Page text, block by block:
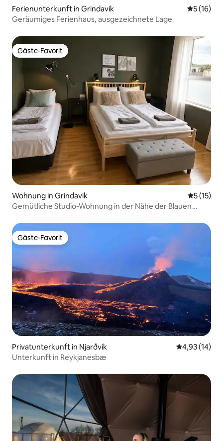
Ferienunterkunft in Grindavik
5 (16)
Geräumiges Ferienhaus, ausgezeichnete Lage
Gäste-Favorit
Gäste-Favorit
Wohnung in Grindavik
5 (15)
Gemütliche Studio-Wohnung in der Nähe der Blauen
Gäste-Favorit
Gäste-Favorit
Privatunterkunft in Njarðvík
4,93 (14)
Unterkunft in Reykjanesbæ